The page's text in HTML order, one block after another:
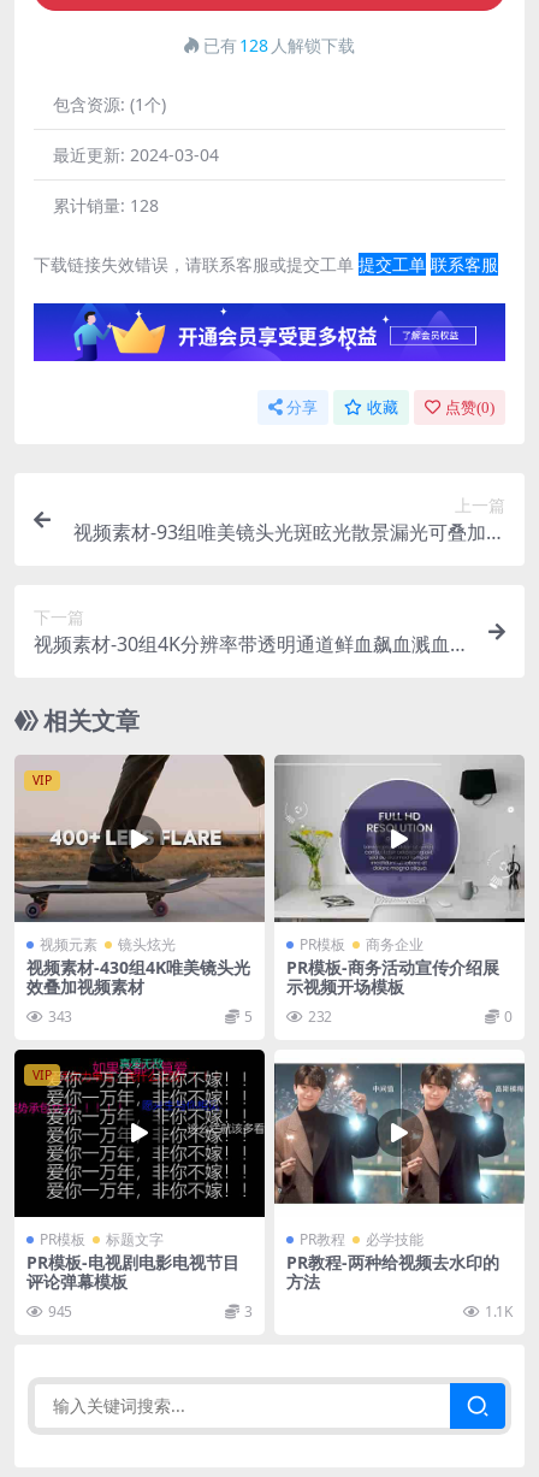
已有128 人解锁下载
包含资源: (1个)
最近更新: 2024-03-04
累计销量: 128
下载链接失效错误，请联系客服或提交工单 提交工单 联系客服
分享 收藏 点赞(0)
上一篇
视频素材-93组唯美镜头光斑眩光散景漏光可叠加合
下一篇
视频素材-30组4K分辨率带透明通道鲜血飙血溅血特
相关文章
VIP
视频元素 镜头炫光
视频素材-430组4K唯美镜头光
效叠加视频素材
343 5
PR模板 商务企业
PR模板-商务活动宣传介绍展
示视频开场模板
232 0
VIP
PR模板 标题文字
PR模板-电视剧电影电视节目
评论弹幕模板
945 3
PR教程 必学技能
PR教程-两种给视频去水印的
方法
1.1K